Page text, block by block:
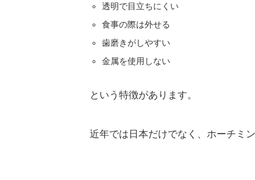
透明で目立ちにくい
食事の際は外せる
歯磨きがしやすい
金属を使用しない
という特徴があります。
近年では日本だけでなく、ホーチミ